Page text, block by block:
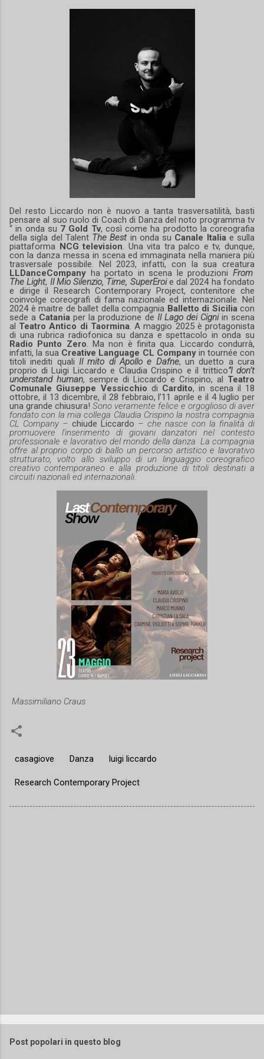
Del resto Liccardo non è nuovo a tanta trasversatilità, basti
pensare al suo ruolo di Coach di Danza del noto programma tv
“ in onda su 7 Gold Tv, così come ha prodotto la coreografia
della sigla del Talent The Best in onda su Canale Italia e sulla
piattaforma NCG television . Una vita tra palco e tv, dunque,
con la danza messa in scena ed immaginata nella maniera più
trasversale possibile. Nel 2023, infatti, con la sua creatura
LLDanceCompany ha portato in scena le produzioni From
The Light, Il Mio Silenzio, Time, SuperEroie dal 2024 ha fondato
e dirige il Research Contemporary Project, contenitore che
coinvolge coreografi di fama nazionale ed internazionale. Nel
2024 è maitre de ballet della compagnia Balletto di Sicilia con
sede a Catania per la produzione de Il Lago dei Cigniin scena
al Teatro Antico di Taormina . A maggio 2025 è protagonista
di una rubrica radiofonica su danza e spettacolo in onda su
Radio Punto Zero .Ma non è finita qua. Liccardo condurrà,
infatti, la sua Creative Language CL Companyin tournée con
titoli inediti quali Il mito di Apollo e Dafne, un duetto a cura
proprio di Luigi Liccardo e Claudia Crispino e il trittico“I don’t
understand human, sempre di Liccardo e Crispino, al Teatro
Comunale Giuseppe Vessicchio di Cardito, in scena il 18
ottobre, il 13 dicembre, il 28 febbraio, l’11 aprile e il 4 luglio per
una grande chiusura! Sono veramente felice e orgoglioso di aver
fondato con la mia collega Claudia Crispino la nostra compagnia
CL Company – chiude Liccardo – che nasce con la finalità di
promuovere l'inserimento di giovani danzatori nel contesto
professionale e lavorativo del mondo della danza. La compagnia
offre al proprio corpo di ballo un percorso artistico e lavorativo
strutturato, volto allo sviluppo di un linguaggio coreografico
creativo contemporaneo e alla produzione di titoli destinati a
circuiti nazionali ed internazionali.
Massimiliano Craus
casagiove Danza luigi liccardo
Research Contemporary Project
Post popolari in questo blog